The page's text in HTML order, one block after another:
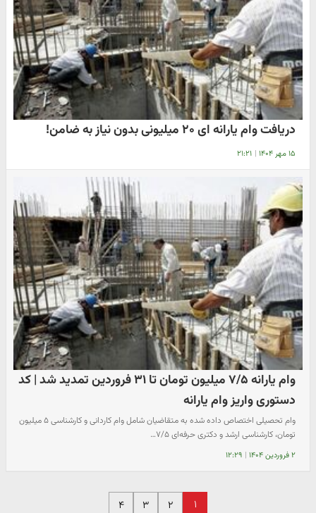
دریافت وام یارانه ای ۲۰ میلیونی بدون نیاز به ضامن!
۱۵ مهر ۱۴۰۴ | ۲۱:۲۱
وام یارانه ۷/۵ میلیون تومان تا ۳۱ فروردین تمدید شد | کد
دستوری واریز وام یارانه
وام تحصیلی اختصاص داده شده به متقاضیان شامل وام کاردانی و کارشناسی ۵ میلیون
تومان، کارشناسی ارشد و دکتری حرفه‌ای ۷/۵…
۲ فروردین ۱۴۰۴ | ۱۲:۲۹
۱ ۲ ۳ ۴